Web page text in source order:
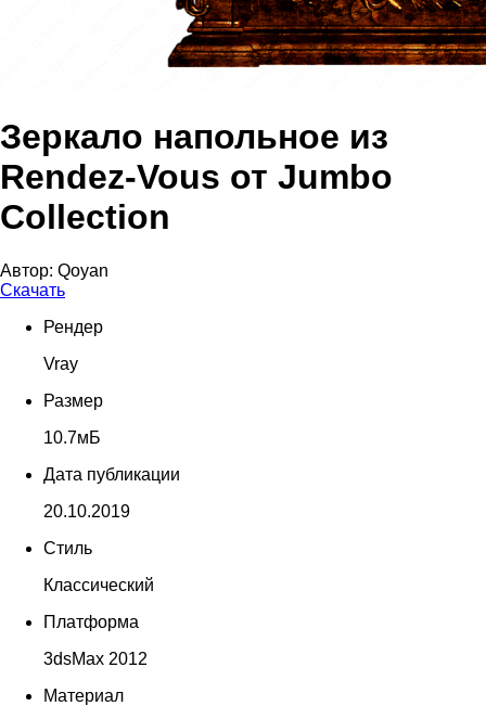
Зеркало напольное из
Rendez-Vous от Jumbo
Collection
Автор: Qoyan
Скачать
Рендер
Vray
Размер
10.7мБ
Дата публикации
20.10.2019
Стиль
Классический
Платформа
3dsMax 2012
Материал